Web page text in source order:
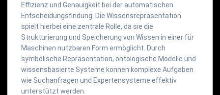
Effizienz und Genauigkeit bei der automatischen
Entscheidungsfindung. Die Wissensrepräsentation
spielt hierbei eine zentrale Rolle, da sie die
Strukturierung und Speicherung von Wissen in einer für
Maschinen nutzbaren Form ermöglicht. Durch
symbolische Repräsentation, ontologische Modelle und
wissensbasierte Systeme können komplexe Aufgaben
wie Suchanfragen und Expertensysteme effektiv
unterstützt werden.